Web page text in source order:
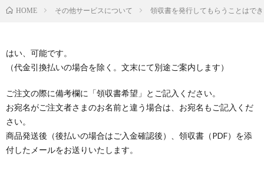
HOME その他サービスについて 領収書を発行してもらうことはで
はい、可能です。
（代金引換払いの場合を除く。文末にて別途ご案内します）
ご注文の際に備考欄に「領収書希望」とご記入ください。
お宛名がご注文者さまのお名前と違う場合は、お宛名もご記入くだ
さい。
商品発送後（後払いの場合はご入金確認後）、領収書（PDF）を添
付したメールをお送りいたします。